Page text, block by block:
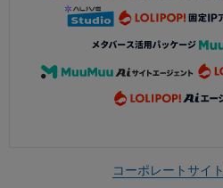
コーポレートサイト